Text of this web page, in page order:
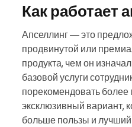
Как работает
Апселлинг — это
продвинутой или
продукта, чем он
базовой услуги
порекомендовать
эксклюзивный вариант,
больше пользы и лучший